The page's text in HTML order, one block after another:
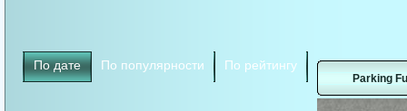
По дате По популярности По рейтингу
Parking